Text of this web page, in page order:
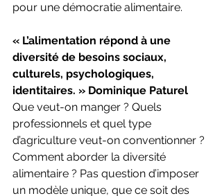
pour une démocratie alimentaire.
« L’alimentation répond à une
diversité de besoins sociaux,
culturels, psychologiques,
identitaires. » Dominique Paturel
Que veut-on manger ? Quels
professionnels et quel type
d’agriculture veut-on conventionner ?
Comment aborder la diversité
alimentaire ? Pas question d’imposer
un modèle unique, que ce soit des